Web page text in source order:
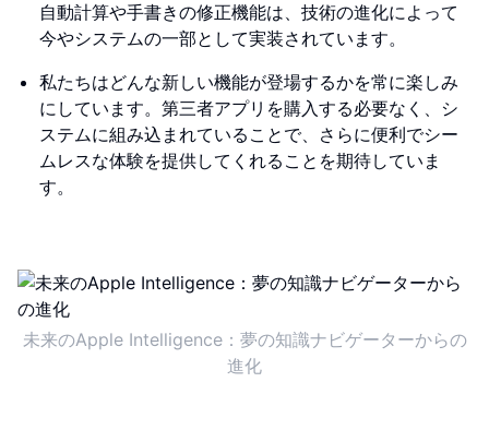
自動計算や手書きの修正機能は、技術の進化によって
今やシステムの一部として実装されています。
私たちはどんな新しい機能が登場するかを常に楽しみ
にしています。第三者アプリを購入する必要なく、シ
ステムに組み込まれていることで、さらに便利でシー
ムレスな体験を提供してくれることを期待していま
す。
未来のApple Intelligence：夢の知識ナビゲーターからの
進化